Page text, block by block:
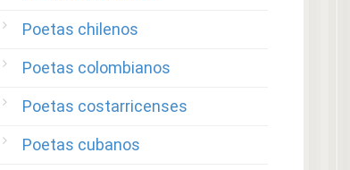
Poetas chilenos
Poetas colombianos
Poetas costarricenses
Poetas cubanos